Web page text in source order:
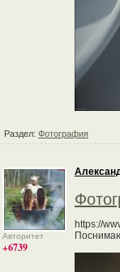
Раздел: Фотография
Авторитет
+6739
https://